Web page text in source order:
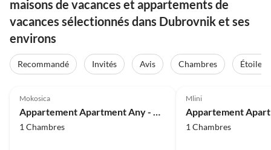
maisons de vacances et appartements de
vacances sélectionnés dans Dubrovnik et ses
environs
Recommandé Invités Avis Chambres
Étoiles
Mokosica
1 Chambres
Mlini
1 Chambres